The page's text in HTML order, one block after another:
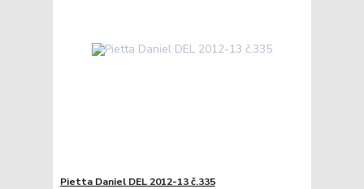
Pietta Daniel DEL 2012-13 č.335